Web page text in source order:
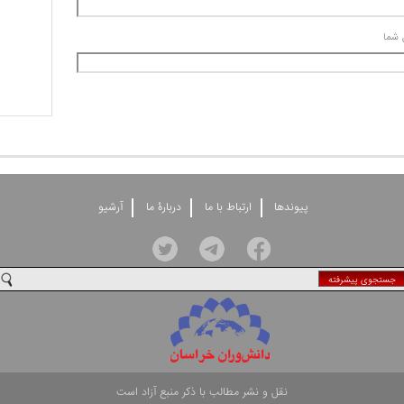
شما
پيوندها ارتباط با ما دربارۀ ما آرشيو
جستجوی پيشرفته
نقل و نشر مطالب با ذکر منبع آزاد است